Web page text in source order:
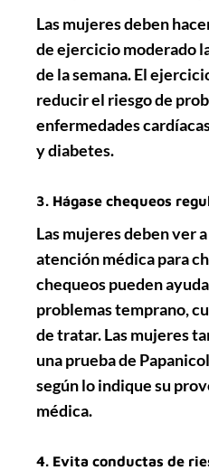
Las mujeres deben
de ejercicio moderado
de la semana. El
reducir el riesgo de
enfermedades
y diabetes.
3. Hágase chequeos
Las mujeres deben ver
atención médica para
chequeos pueden
problemas temprano,
de tratar. Las mujeres
una prueba de
según lo indique su
médica.
4. Evita conductas de